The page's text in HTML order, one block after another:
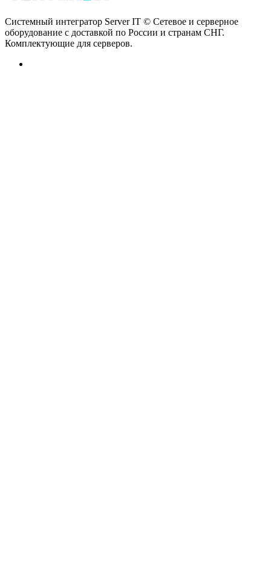
Системный интегратор Server IT © Сетевое и серверное
оборудование с доставкой по России и странам СНГ.
Комплектующие для серверов.